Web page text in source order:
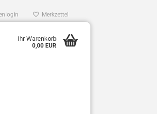
Merkzettel
Ihr Warenkorb
0,00 EUR